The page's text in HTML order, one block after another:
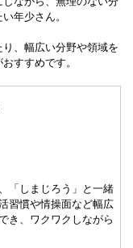
年少さん。
、幅広い分野や領域を
すすめです。
「しまじろう」と一緒
習慣や情操面など幅広
き、ワクワクしながら